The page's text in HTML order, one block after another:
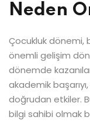
Neden
Çocukluk dönemi,
önemli gelişim
dönemde
akademik
doğrudan etkiler.
bilgi sahibi olmak